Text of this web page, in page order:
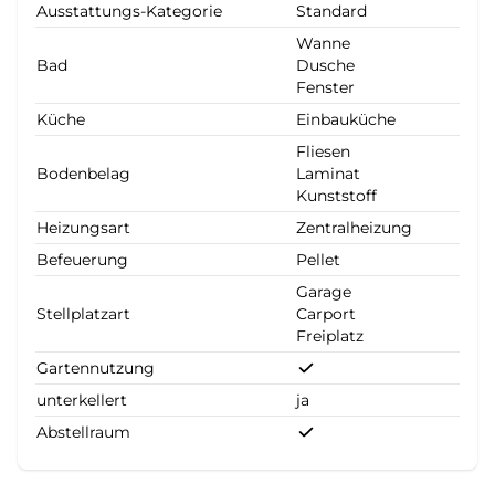
Ausstattungs-Kategorie
Standard
Bad
Wanne
Dusche
Fenster
Küche
Einbauküche
Bodenbelag
Fliesen
Laminat
Kunststoff
Heizungsart
Zentralheizung
Befeuerung
Pellet
Stellplatzart
Garage
Carport
Freiplatz
Gartennutzung
unterkellert
ja
Abstellraum